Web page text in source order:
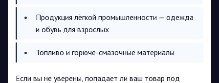
Продукция лёгкой промышленности — одежда
и обувь для взрослых
Топливо и горюче-смазочные материалы
Если вы не уверены, попадает ли ваш товар под